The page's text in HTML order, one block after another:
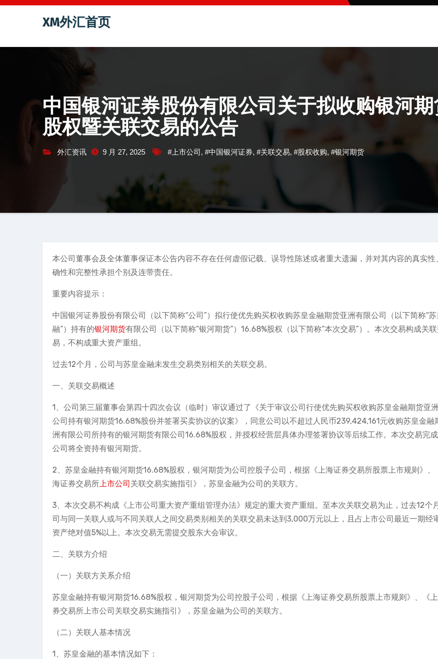
跳
容
XM外汇首页
中国银河证券股份有限公司关于拟收购银河
股权暨关联交易的公告
外汇资讯 9 月 27, 2025 #上市公司, #中国银河证券, #关联交易, #股权收购, #银河期货
本公司董事会及全体董事保证本公告内容不存在任何虚假记载、误导性陈述或者重大遗漏，并对其内容的真实性
确性和完整性承担个别及连带责任。
重要内容提示：
中国银河证券股份有限公司（以下简称“公司”）拟行使优先购买权收购苏皇金融期货亚洲有限公司（以下简称“
融”）持有的银河期货有限公司（以下简称“银河期货”）16.68%股权（以下简称“本次交易”）。本次交易构成关
易，不构成重大资产重组。
过去12个月，公司与苏皇金融未发生交易类别相关的关联交易。
一、关联交易概述
1、公司第三届董事会第四十四次会议（临时）审议通过了《关于审议公司行使优先购买权收购苏皇金融期货亚
公司持有银河期货16.68%股份并签署买卖协议的议案》，同意公司以不超过人民币239,424,161元收购苏皇金融
洲有限公司所持有的银河期货有限公司16.68%股权，并授权经营层具体办理签署协议等后续工作。本次交易完
公司将全资持有银河期货。
2、苏皇金融持有银河期货16.68%股权，银河期货为公司控股子公司，根据《上海证券交易所股票上市规则》、
海证券交易所上市公司关联交易实施指引》，苏皇金融为公司的关联方。
3、本次交易不构成《上市公司重大资产重组管理办法》规定的重大资产重组。至本次关联交易为止，过去12个
司与同一关联人或与不同关联人之间交易类别相关的关联交易未达到3,000万元以上，且占上市公司最近一期经
资产绝对值5%以上。本次交易无需提交股东大会审议。
二、关联方介绍
（一）关联方关系介绍
苏皇金融持有银河期货16.68%股权，银河期货为公司控股子公司，根据《上海证券交易所股票上市规则》、《
券交易所上市公司关联交易实施指引》，苏皇金融为公司的关联方。
（二）关联人基本情况
1、苏皇金融的基本情况如下：